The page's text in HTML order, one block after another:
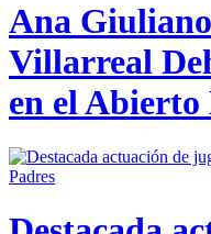
Ana
Villarreal
en el Abierto